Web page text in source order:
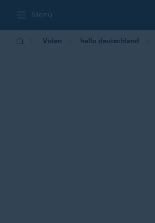
Menü
Video hallo deutschland